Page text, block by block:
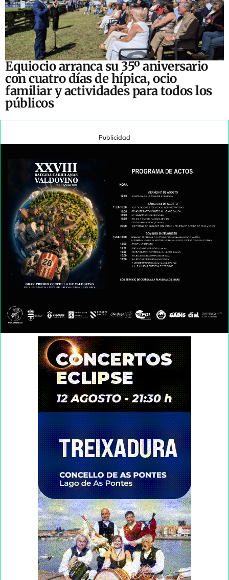
Equiocio arranca su 35º aniversario
con cuatro días de hípica, ocio
familiar y actividades para todos los
públicos
Publicidad